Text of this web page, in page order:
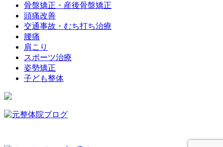
骨盤矯正・産後骨盤矯正
頭痛改善
交通事故・むち打ち治療
腰痛
肩こり
スポーツ治療
姿勢矯正
子ども整体